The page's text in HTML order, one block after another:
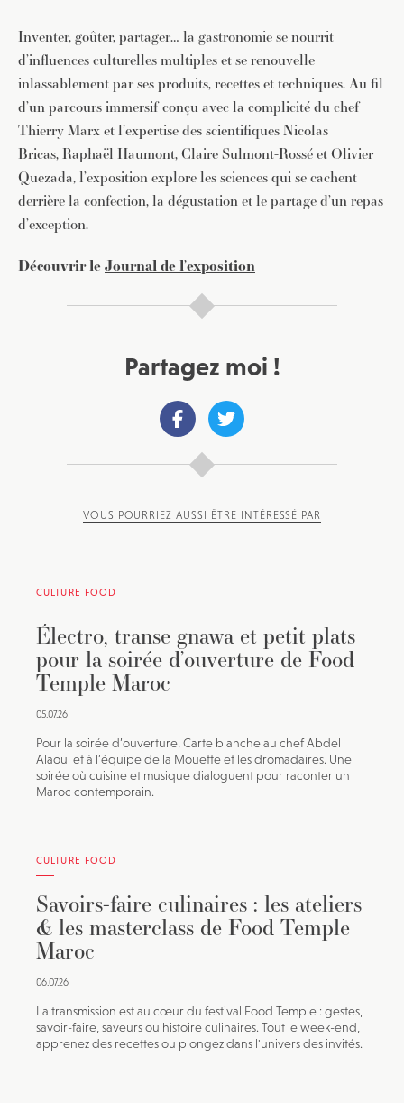
Inventer, goûter, partager… la gastronomie se nourrit
d’influences culturelles multiples et se renouvelle
inlassablement par ses produits, recettes et techniques. Au fil
d’un parcours immersif conçu avec la complicité du chef
Thierry Marx et l’expertise des scientifiques Nicolas
Bricas, Raphaël Haumont, Claire Sulmont-Rossé et Olivier
Quezada, l’exposition explore les sciences qui se cachent
derrière la confection, la dégustation et le partage d’un repas
d’exception.
Découvrir leJournal de l’exposition
Partagez moi !
VOUS POURRIEZ AUSSI ÊTRE INTÉRESSÉ PAR
CULTURE FOOD
Électro, transe gnawa et petit plats
pour la soirée d’ouverture de Food
Temple Maroc
05.07.26
Pour la soirée d’ouverture, Carte blanche au chef Abdel
Alaoui et à l’équipe de la Mouette et les dromadaires. Une
soirée où cuisine et musique dialoguent pour raconter un
Maroc contemporain.
CULTURE FOOD
Savoirs-faire culinaires : les ateliers
& les masterclass de Food Temple
Maroc
06.07.26
La transmission est au cœur du festival Food Temple : gestes,
savoir-faire, saveurs ou histoire culinaires. Tout le week-end,
apprenez des recettes ou plongez dans l'univers des invités.